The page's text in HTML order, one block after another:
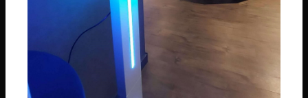
Email
wilfridanimation@orange.fr